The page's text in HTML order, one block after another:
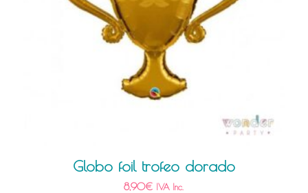
Globo foil trofeo dorado
8,90€ IVA Inc.